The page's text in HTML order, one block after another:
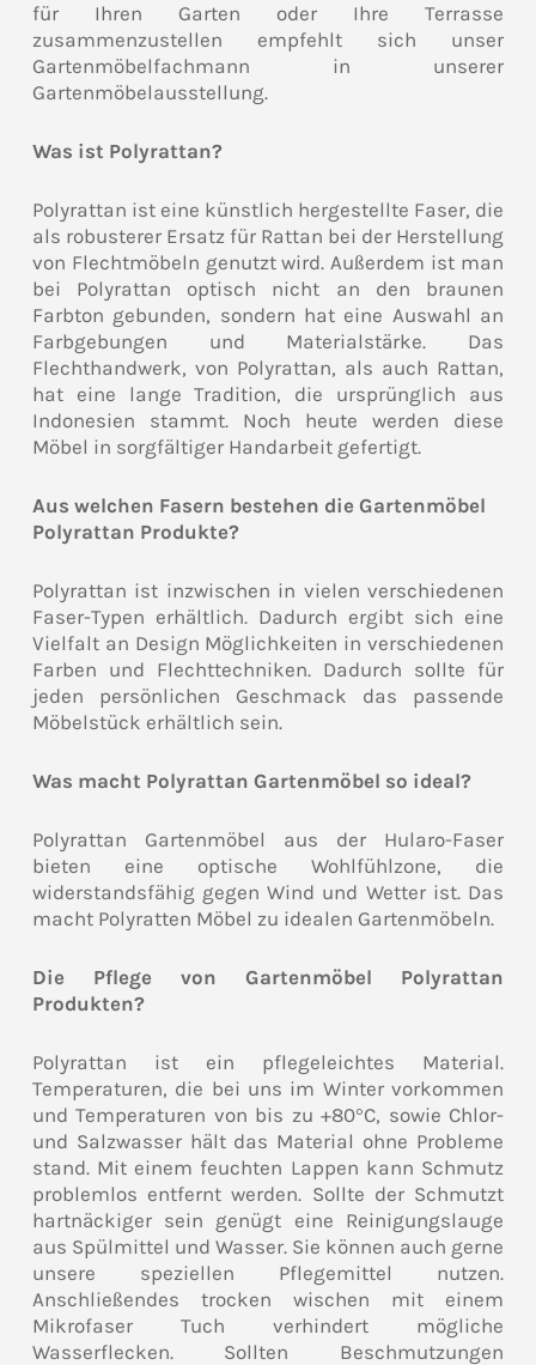
für Ihren Garten oder Ihre Terrasse
zusammenzustellen empfehlt sich unser
Gartenmöbelfachmann in unserer
Gartenmöbelausstellung.
Was ist Polyrattan?
Polyrattan ist eine künstlich hergestellte Faser, die
als robusterer Ersatz für Rattan bei der Herstellung
von Flechtmöbeln genutzt wird. Außerdem ist man
bei Polyrattan optisch nicht an den braunen
Farbton gebunden, sondern hat eine Auswahl an
Farbgebungen und Materialstärke. Das
Flechthandwerk, von Polyrattan, als auch Rattan,
hat eine lange Tradition, die ursprünglich aus
Indonesien stammt. Noch heute werden diese
Möbel in sorgfältiger Handarbeit gefertigt.
Aus welchen Fasern bestehen die Gartenmöbel
Polyrattan Produkte?
Polyrattan ist inzwischen in vielen verschiedenen
Faser-Typen erhältlich. Dadurch ergibt sich eine
Vielfalt an Design Möglichkeiten in verschiedenen
Farben und Flechttechniken. Dadurch sollte für
jeden persönlichen Geschmack das passende
Möbelstück erhältlich sein.
Was macht Polyrattan Gartenmöbel so ideal?
Polyrattan Gartenmöbel aus der Hularo-Faser
bieten eine optische Wohlfühlzone, die
widerstandsfähig gegen Wind und Wetter ist. Das
macht Polyratten Möbel zu idealen Gartenmöbeln.
Die Pflege von Gartenmöbel Polyrattan
Produkten?
Polyrattan ist ein pflegeleichtes Material.
Temperaturen, die bei uns im Winter vorkommen
und Temperaturen von bis zu +80°C, sowie Chlor-
und Salzwasser hält das Material ohne Probleme
stand. Mit einem feuchten Lappen kann Schmutz
problemlos entfernt werden. Sollte der Schmutzt
hartnäckiger sein genügt eine Reinigungslauge
aus Spülmittel und Wasser. Sie können auch gerne
unsere speziellen Pflegemittel nutzen.
Anschließendes trocken wischen mit einem
Mikrofaser Tuch verhindert mögliche
Wasserflecken. Sollten Beschmutzungen